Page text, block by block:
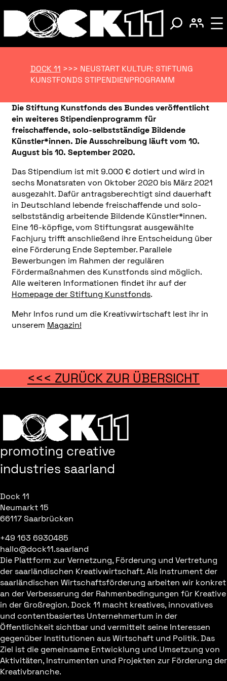
DOCK 11 >>> NEUSTART KULTUR: STIFTUNG
KUNSTFONDS STIPENDIENPROGRAMM
Die Stiftung Kunstfonds des Bundes veröffentlicht
ein weiteres Stipendienprogramm für
freischaffende, solo-selbstständige Bildende
Künstler*innen. Die Ausschreibung läuft vom 10.
August bis 10. September 2020.
Das Stipendium ist mit 9.000 € dotiert und wird in
sechs Monatsraten von Oktober 2020 bis März 2021
ausgezahlt. Dafür antragsberechtigt sind dauerhaft
in Deutschland lebende freischaffende und solo-
selbstständig arbeitende Bildende Künstler*innen.
Eine 16-köpfige, vom Stiftungsrat ausgewählte
Fachjury trifft anschließend ihre Entscheidung über
eine Förderung Ende September. Parallele
Bewerbungen im Rahmen der regulären
Fördermaßnahmen des Kunstfonds sind möglich.
Alle weiteren Informationen findet ihr auf der
Homepage der Stiftung Kunstfonds.
Mehr Infos rund um die Kreativwirtschaft lest ihr in
unserem Magazin!
<<< ZURÜCK ZUR ÜBERSICHT
promoting creative
industries saarland
Dock 11
Neumarkt 15
66117 Saarbrücken
+49 163 6930485
hallo@dock11.saarland
Die Plattform zur Vernetzung, Förderung und Vertretung
der saarländischen Kreativwirtschaft. Als Instrument der
saarländischen Wirtschaftsförderung arbeiten wir konkret
an der Verbesserung der Rahmenbedingungen für Kreative
in der Großregion. Dock 11 macht kreatives, innovatives
und contentbasiertes Unternehmertum in der
Öffentlichkeit sichtbar und vermittelt seine Interessen
gegenüber Institutionen aus Wirtschaft und Politik. Das
Ziel ist die gemeinsame Entwicklung und Umsetzung von
Aktivitäten, Instrumenten und Projekten zur Förderung der
Kreativbranche.